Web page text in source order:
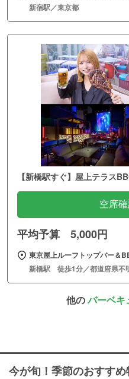
新宿駅／東京都
【新橋駅すぐ】屋上テラス
空席
平均予算 5,000円
東京屋上ルーフトップバー＆
新橋駅 徒歩1分／都道府県不
他のバーベキ
今が旬！季節のおすす